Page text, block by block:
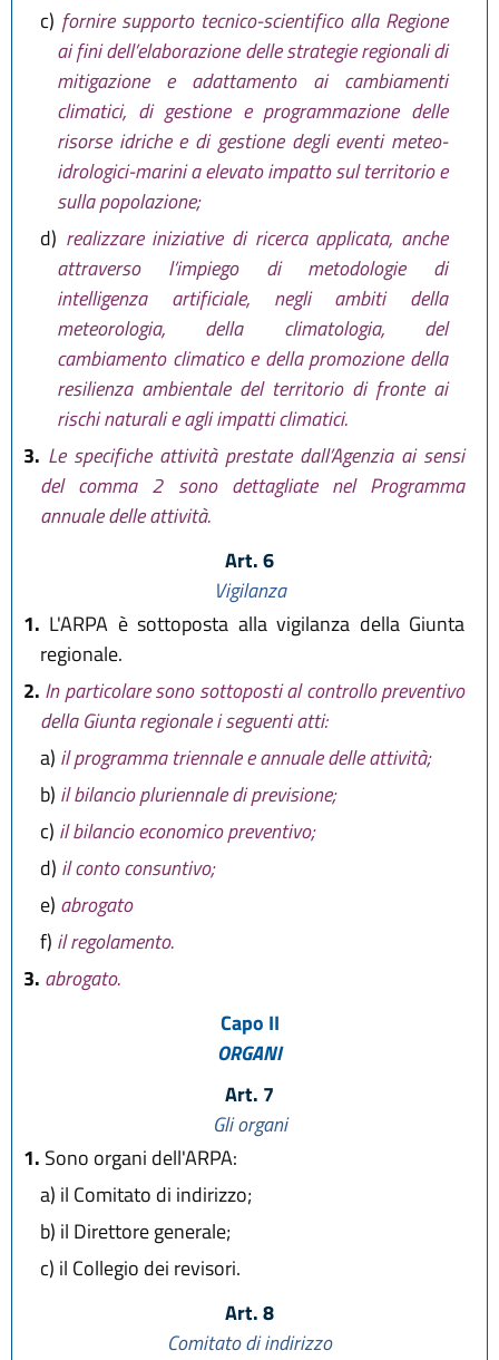
c) fornire supporto tecnico-scientifico alla Regione
ai fini dell’elaborazione delle strategie regionali di
mitigazione e adattamento ai cambiamenti
climatici, di gestione e programmazione delle
risorse idriche e di gestione degli eventi meteo-
idrologici-marini a elevato impatto sul territorio e
sulla popolazione;
d) realizzare iniziative di ricerca applicata, anche
attraverso l’impiego di metodologie di
intelligenza artificiale, negli ambiti della
meteorologia, della climatologia, del
cambiamento climatico e della promozione della
resilienza ambientale del territorio di fronte ai
rischi naturali e agli impatti climatici.
3. Le specifiche attività prestate dall’Agenzia ai sensi
del comma 2 sono dettagliate nel Programma
annuale delle attività.
Art. 6
Vigilanza
1. L'ARPA è sottoposta alla vigilanza della Giunta
regionale.
2. In particolare sono sottoposti al controllo preventivo
della Giunta regionale i seguenti atti:
a) il programma triennale e annuale delle attività;
b) il bilancio pluriennale di previsione;
c) il bilancio economico preventivo;
d) il conto consuntivo;
e) abrogato
f) il regolamento.
3. abrogato.
Capo II
ORGANI
Art. 7
Gli organi
1. Sono organi dell'ARPA:
a) il Comitato di indirizzo;
b) il Direttore generale;
c) il Collegio dei revisori.
Art. 8
Comitato di indirizzo